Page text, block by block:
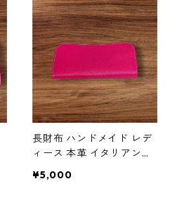
長財布 ハンドメイド レデ
ィース 本革 イタリアンレ
ット ロングウォレット カ
¥5,000